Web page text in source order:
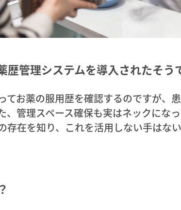
歴管理システムを導入されたそう
てお薬の服用歴を確認するのですが、
、管理スペース確保も実はネックにな
存在を知り、これを活用しない手はな